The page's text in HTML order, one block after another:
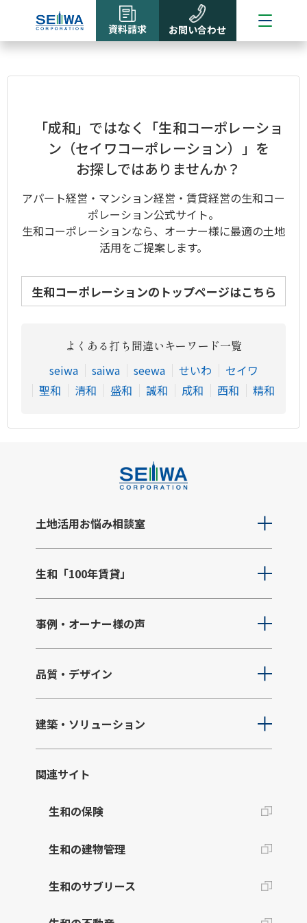
資料請求 お問い合わせ
「成和」ではなく「生和コーポレーショ
ン（セイワコーポレーション）」を
お探しではありませんか？
アパート経営・マンション経営・賃貸経営の生和コー
ポレーション公式サイト。
生和コーポレーションなら、オーナー様に最適の土地
活用をご提案します。
生和コーポレーションのトップページはこちら
よくある打ち間違いキーワード一覧
seiwa
saiwa seewa せいわ
セイワ
聖和
清和 盛和 誠和 成和 西和 精和
土地活用お悩み相談室
生和「100年賃貸」
事例・オーナー様の声
品質・デザイン
建築・ソリューション
関連サイト
生和の保険
生和の建物管理
生和のサブリース